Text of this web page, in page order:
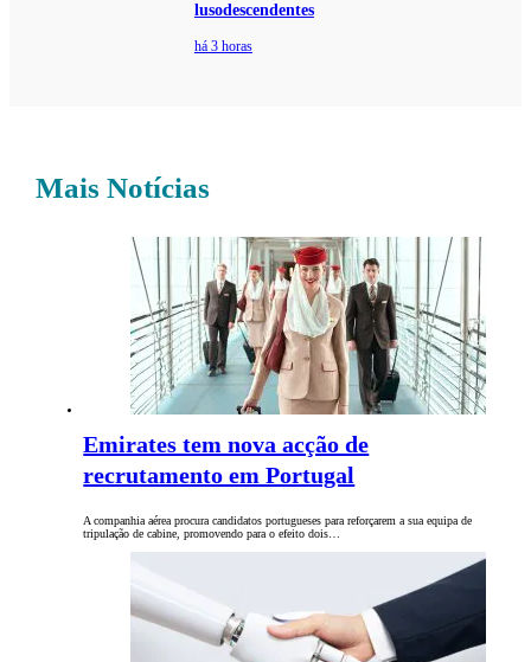
lusodescendentes
há 3 horas
Mais Notícias
Emirates tem nova acção de
recrutamento em Portugal
A companhia aérea procura candidatos portugueses para reforçarem a sua equipa de
tripulação de cabine, promovendo para o efeito dois…